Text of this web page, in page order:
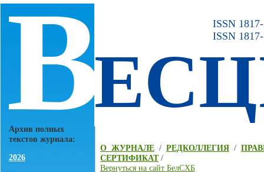
В
Архив полных
текстов журнала:
2026
ISSN
ISSN
О ЖУРНАЛЕ/ РЕДКОЛЛЕГИЯ/
СЕРТИФИКАТ/
Вернуться на сайт БелСХБ